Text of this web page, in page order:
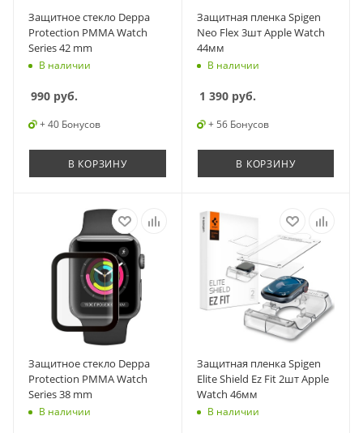
Защитное стекло Deppa
Protection PMMA Watch
Series 42 mm
В наличии
990 руб.
+ 40 Бонусов
В КОРЗИНУ
Защитная пленка Spigen
Neo Flex 3шт Apple Watch
44мм
В наличии
1 390руб.
+ 56 Бонусов
В КОРЗИНУ
Защитное стекло Deppa
Protection PMMA Watch
Series 38 mm
В наличии
Защитная пленка Spigen
Elite Shield Ez Fit 2шт Apple
Watch 46мм
В наличии